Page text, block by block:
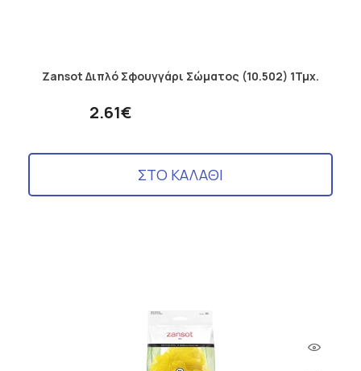
Zansot Διπλό Σφουγγάρι Σώματος (10.502) 1Τμχ.
2.61€
ΣΤΟ ΚΑΛΑΘΙ